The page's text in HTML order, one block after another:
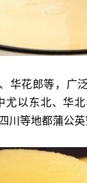
华花郎等，广
以东北、华
等地都蒲公英